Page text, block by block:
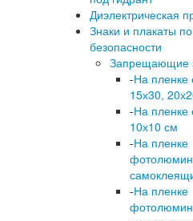
Диэлектрическая
Знаки и плакаты
безопасности
Запрещающие
-На пленке
15х30,
-На пленке
10х10 см
-На пленке
-На пленке